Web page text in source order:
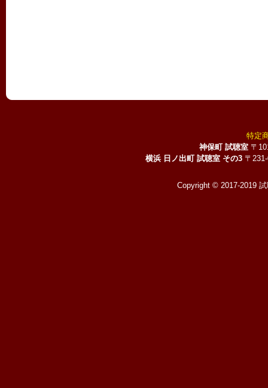
特定
神保町 試聴室 〒
横浜 日ノ出町 試聴室 その3 〒
Copyright © 2017-2019